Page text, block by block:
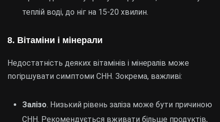
теплій воді, до ніг на 15-20 хвилин.
8. Вітаміни і мінерали
Недостатність деяких вітамінів і мінералів може
погіршувати симптоми СНН. Зокрема, важливі:
Залізо. Низький рівень заліза може бути причиною
СНН. Рекомендується вживати більше продуктів,